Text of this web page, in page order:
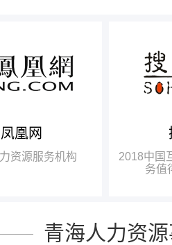
中国互联网
奖”
中国互联网
凤凰网
资源服务机构
龚晓鸥：
研究机构，
完全有条件
出更好的、
2018中国
务值
青海人力资